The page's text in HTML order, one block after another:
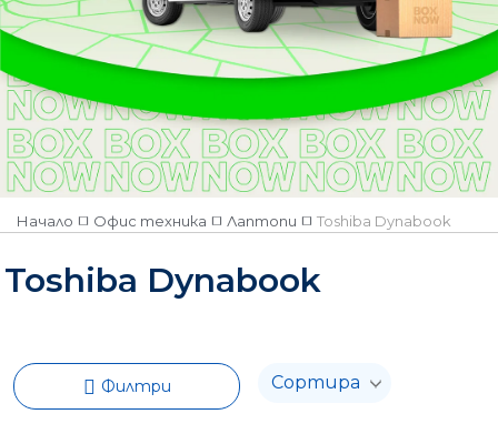
Начало Офис техника Лаптопи Toshiba Dynabook
Toshiba Dynabook
Филтри